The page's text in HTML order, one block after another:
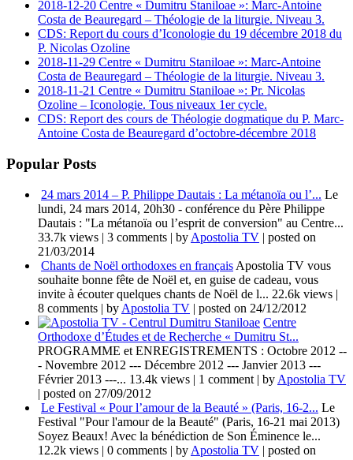
2018-12-20 Centre « Dumitru Staniloae »: Marc-Antoine
Costa de Beauregard – Théologie de la liturgie. Niveau 3.
CDS: Report du cours d’Iconologie du 19 décembre 2018 du
P. Nicolas Ozoline
2018-11-29 Centre « Dumitru Staniloae »: Marc-Antoine
Costa de Beauregard – Théologie de la liturgie. Niveau 3.
2018-11-21 Centre « Dumitru Staniloae »: Pr. Nicolas
Ozoline – Iconologie. Tous niveaux 1er cycle.
CDS: Report des cours de Théologie dogmatique du P. Marc-
Antoine Costa de Beauregard d’octobre-décembre 2018
Popular Posts
24 mars 2014 – P. Philippe Dautais : La métanoïa ou l’... Le
lundi, 24 mars 2014, 20h30 - conférence du Père Philippe
Dautais : "La métanoïa ou l’esprit de conversion" au Centre...
33.7k views | 3 comments | by Apostolia TV | posted on
21/03/2014
Chants de Noël orthodoxes en français Apostolia TV vous
souhaite bonne fête de Noël et, en guise de cadeau, vous
invite à écouter quelques chants de Noël de l... 22.6k views |
8 comments | by Apostolia TV | posted on 24/12/2012
Centre
Orthodoxe d’Études et de Recherche « Dumitru St...
PROGRAMME et ENREGISTREMENTS : Octobre 2012 --
- Novembre 2012 --- Décembre 2012 --- Janvier 2013 ---
Février 2013 ---... 13.4k views | 1 comment | by Apostolia TV
| posted on 27/09/2012
Le Festival « Pour l’amour de la Beauté » (Paris, 16-2... Le
Festival "Pour l'amour de la Beauté" (Paris, 16-21 mai 2013)
Soyez Beaux! Avec la bénédiction de Son Éminence le...
12.2k views | 0 comments | by Apostolia TV | posted on